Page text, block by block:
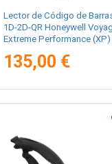
Lector de Código de
1D-2D-QR Honeywell
Extreme Performance (XP)
Bluetooth/ USB
135,00 €